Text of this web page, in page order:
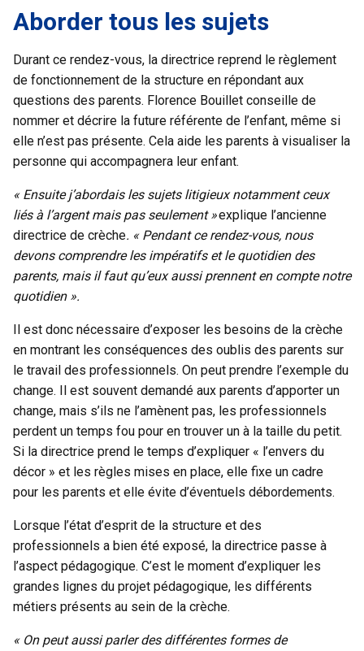
Aborder tous les sujets
Durant ce rendez-vous, la directrice reprend le règlement
de fonctionnement de la structure en répondant aux
questions des parents. Florence Bouillet conseille de
nommer et décrire la future référente de l’enfant, même si
elle n’est pas présente. Cela aide les parents à visualiser la
personne qui accompagnera leur enfant.
« Ensuite j’abordais les sujets litigieux notamment ceux
liés à l’argent mais pas seulement »explique l’ancienne
directrice de crèche. « Pendant ce rendez-vous, nous
devons comprendre les impératifs et le quotidien des
parents, mais il faut qu’eux aussi prennent en compte notre
quotidien ».
Il est donc nécessaire d’exposer les besoins de la crèche
en montrant les conséquences des oublis des parents sur
le travail des professionnels. On peut prendre l’exemple du
change. Il est souvent demandé aux parents d’apporter un
change, mais s’ils ne l’amènent pas, les professionnels
perdent un temps fou pour en trouver un à la taille du petit.
Si la directrice prend le temps d’expliquer « l’envers du
décor » et les règles mises en place, elle fixe un cadre
pour les parents et elle évite d’éventuels débordements.
Lorsque l’état d’esprit de la structure et des
professionnels a bien été exposé, la directrice passe à
l’aspect pédagogique. C’est le moment d’expliquer les
grandes lignes du projet pédagogique, les différents
métiers présents au sein de la crèche.
« On peut aussi parler des différentes formes de